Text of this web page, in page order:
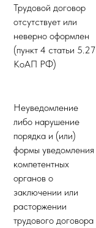
Трудовой договор
отсутствует или
неверно оформлен
(пункт 4 статьи 5.27
КоАП РФ)
Неуведомление
либо нарушение
порядка и (или)
формы уведомления
компетентных
органов о
заключении или
расторжении
трудового договора